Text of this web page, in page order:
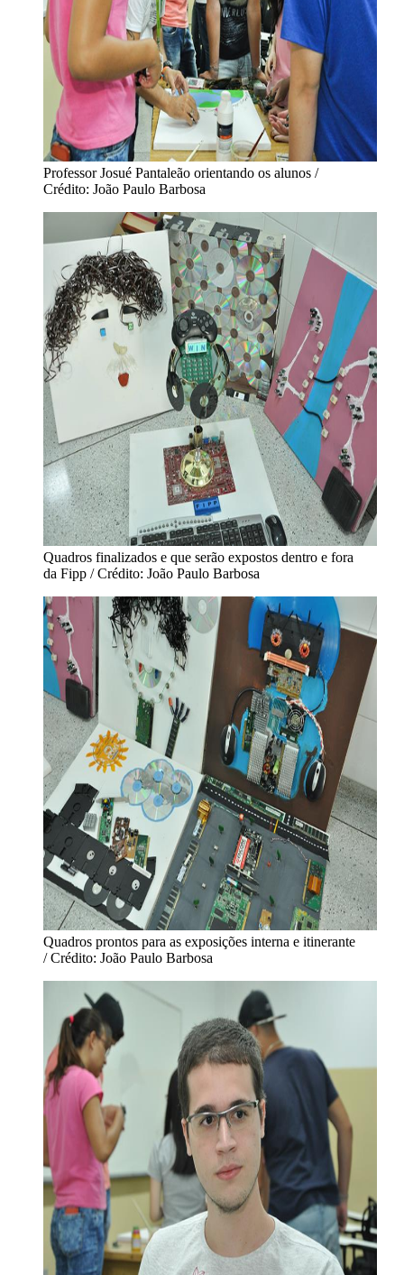
Professor Josué Pantaleão orientando os alunos /
Crédito: João Paulo Barbosa
Quadros finalizados e que serão expostos dentro e fora
da Fipp / Crédito: João Paulo Barbosa
Quadros prontos para as exposições interna e itinerante
/ Crédito: João Paulo Barbosa